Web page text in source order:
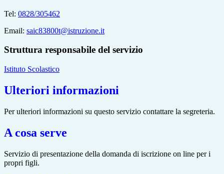
Tel: 0828/305462
Email: saic83800t@istruzione.it
Struttura responsabile del servizio
Istituto Scolastico
Ulteriori informazioni
Per ulteriori informazioni su questo servizio contattare la segreteria.
A cosa serve
Servizio di presentazione della domanda di iscrizione on line per i
propri figli.